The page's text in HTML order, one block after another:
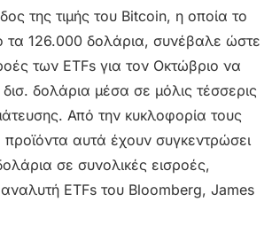
της τιμής του Bitcoin, η οποία το
126.000 δολάρια, συνέβαλε ώστε
των ETFs για τον Οκτώβριο να
δολάρια μέσα σε μόλις τέσσερις
Από την κυκλοφορία τους
αυτά έχουν συγκεντρώσει
σε συνολικές εισροές,
ETFs του Bloomberg, James